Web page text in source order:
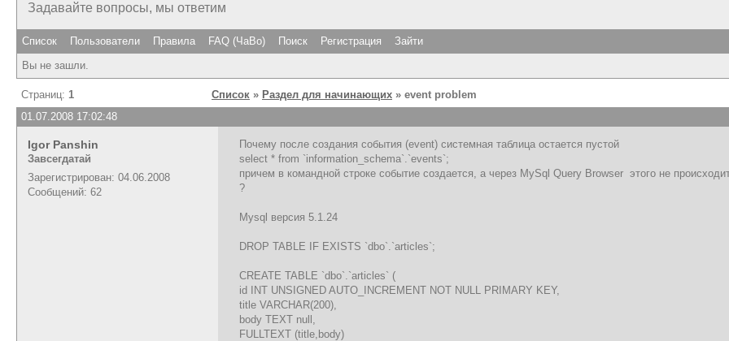
Задавайте вопросы, мы ответим
Список Пользователи Правила FAQ (ЧаВо) Поиск Регистрация
Зайти
Вы не зашли.
Страниц: 1 Список » Раздел для начинающих » event problem
01.07.2008 17:02:48
Igor Panshin
Завсегдатай
Зарегистрирован: 04.06.2008
Сообщений: 62
Почему после создания события (event) системная таблица остается пустой
select * from `information_schema`.`events`;
причем в командной строке событие создается, а через MySql Query Browser этого не
?
Mysql версия 5.1.24
DROP TABLE IF EXISTS `dbo`.`articles`;
CREATE TABLE `dbo`.`articles` (
id INT UNSIGNED AUTO_INCREMENT NOT NULL PRIMARY KEY,
title VARCHAR(200),
body TEXT null,
FULLTEXT (title,body)